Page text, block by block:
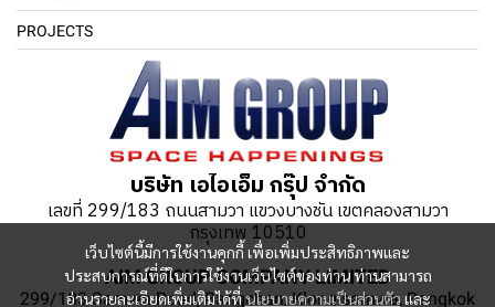
เว็บไซต์นี้มีการใช้งานคุกกี้ เพื่อเพิ่มประสิทธิภาพและ
ประสบการณ์ที่ดีในการใช้งานเว็บไซต์ของท่าน ท่านสามารถ
อ่านรายละเอียดเพิ่มเติมได้ที่นโยบายความเป็นส่วนตัวและ
PROJECTS
บริษัท เอไอเอ็ม กรุ๊ป จำกัด
เลขที่ 299/183 ถนนสามวา แขวงบางชัน เขตคลองสามวา
กรุงเทพ 10510
AIM GROUP COMPANY LIMITED
299/183 Samwa Road, Bangchan, Klong-samwa, Bangkok